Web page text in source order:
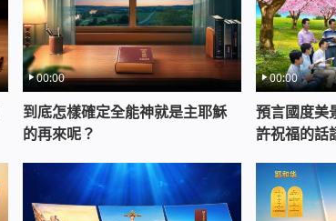
00:00
到底怎樣確定全能神就是主耶穌
的再來呢？
00:00
預言國度美
許祝福的話